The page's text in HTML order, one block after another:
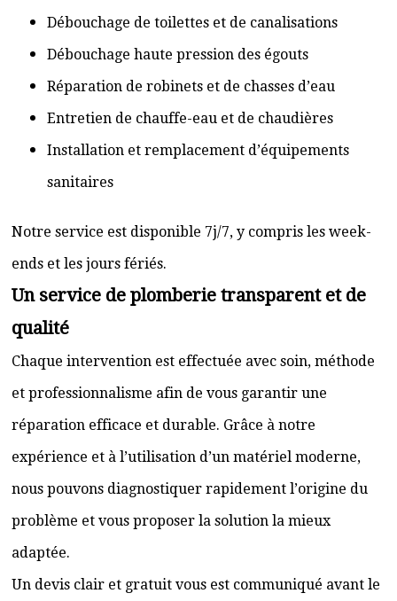
Débouchage de toilettes et de canalisations
Débouchage haute pression des égouts
Réparation de robinets et de chasses d’eau
Entretien de chauffe-eau et de chaudières
Installation et remplacement d’équipements
sanitaires
Notre service est disponible 7j/7, y compris les week-
ends et les jours fériés.
Un service de plomberie transparent et de
qualité
Chaque intervention est effectuée avec soin, méthode
et professionnalisme afin de vous garantir une
réparation efficace et durable. Grâce à notre
expérience et à l’utilisation d’un matériel moderne,
nous pouvons diagnostiquer rapidement l’origine du
problème et vous proposer la solution la mieux
adaptée.
Un devis clair et gratuit vous est communiqué avant le